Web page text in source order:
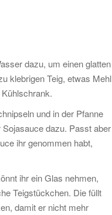
dazu, um einen glatten
klebrigen Teig, etwas Mehl
und in der Pfanne
dazu. Passt aber
ihr genommen habt,
ihr ein Glas nehmen,
Teigstückchen. Die füllt
damit er nicht mehr